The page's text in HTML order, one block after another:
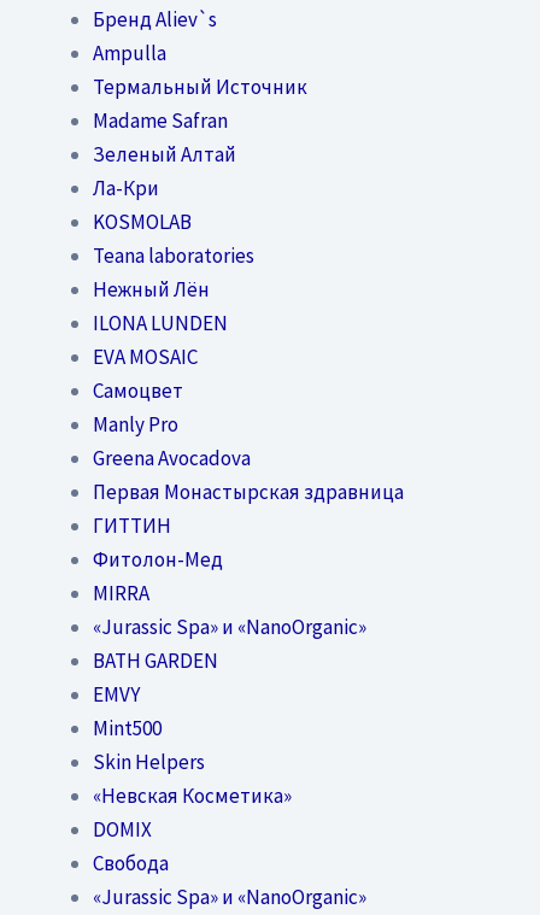
Бренд Aliev`s
Ampulla
Термальный Источник
Madame Safran
Зеленый Алтай
Ла-Кри
KOSMOLAB
Teana laboratories
Нежный Лён
ILONA LUNDEN
EVA MOSAIC
Самоцвет
Manly Pro
Greena Avocadova
Первая Монастырская здравница
ГИТТИН
Фитолон-Мед
MIRRA
«Jurassic Spa» и «NanoOrganic»
BATH GARDEN
EMVY
Mint500
Skin Helpers
«Невская Косметика»
DOMIX
Свобода
«Jurassic Spa» и «NanoOrganic»